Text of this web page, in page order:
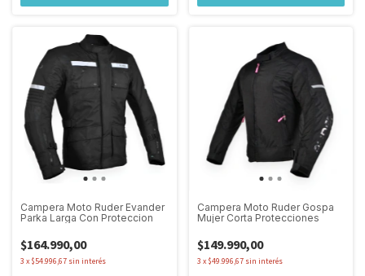
Campera Moto Ruder Evander
Parka Larga Con Proteccion
$164.990,00
3 x $54.996,67 sin interés
Campera Moto Ruder Gospa
Mujer Corta Protecciones
$149.990,00
3 x $49.996,67 sin interés